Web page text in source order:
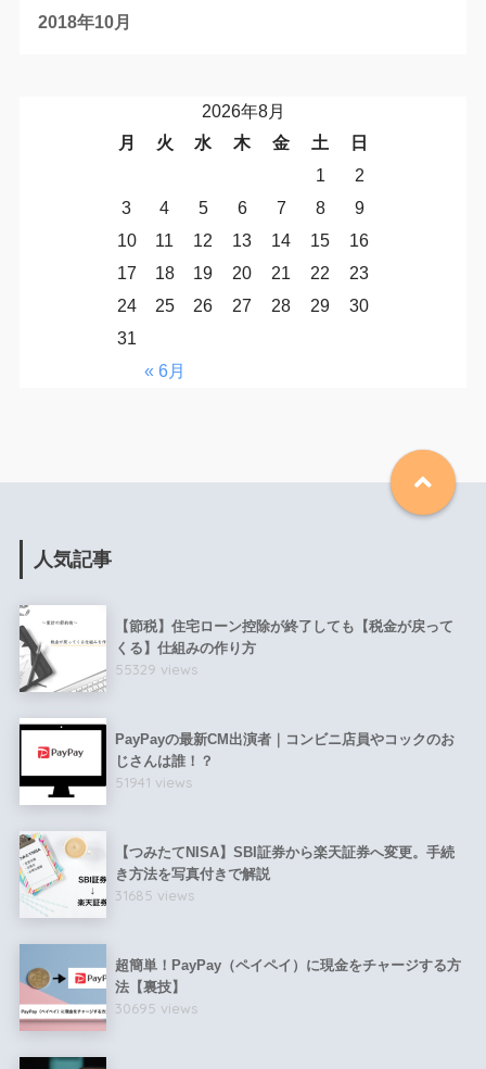
2018年10月
2026年8月
月
火 水 木 金 土 日
« 6月
1
2
3
4 5 6 7 8
9
10
11 12 13 14 15
16
17
18 19 20 21 22
23
24
25 26 27 28 29
30
31
人気記事
【節税】住宅ローン控除が終了しても【税金が戻って
くる】仕組みの作り方
55329 views
PayPayの最新CM出演者｜コンビニ店員やコックのお
じさんは誰！？
51941 views
【つみたてNISA】SBI証券から楽天証券へ変更。手続
き方法を写真付きで解説
31685 views
超簡単！PayPay（ペイペイ）に現金をチャージする方
法【裏技】
30695 views